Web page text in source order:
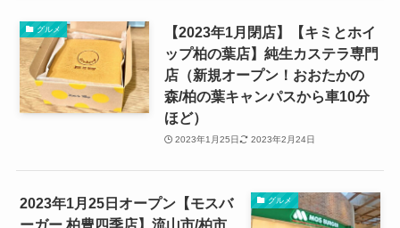
グルメ
【2023年1月閉店】【キミとホイ
ップ柏の葉店】純生カステラ専門
店（新規オープン！おおたかの
森/柏の葉キャンパスから車10分
ほど）
2023年1月25日 2023年2月24日
グルメ
2023年1月25日オープン【モスバ
ーガー 柏豊四季店】流山市/柏市